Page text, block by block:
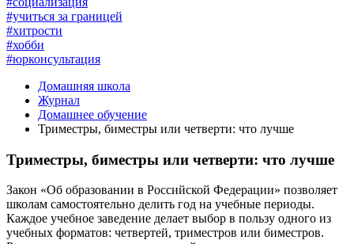
#учиться за границей
#хитрости
#хобби
#юрконсультация
Домашняя школа
Журнал
Домашнее обучение
Триместры, биместры или четверти: что лучше
Триместры, биместры или четверти: что лучше
Закон «Об образовании в Российской Федерации» позволяет
школам самостоятельно делить год на учебные периоды.
Каждое учебное заведение делает выбор в пользу одного из
учебных форматов: четвертей, триместров или биместров.